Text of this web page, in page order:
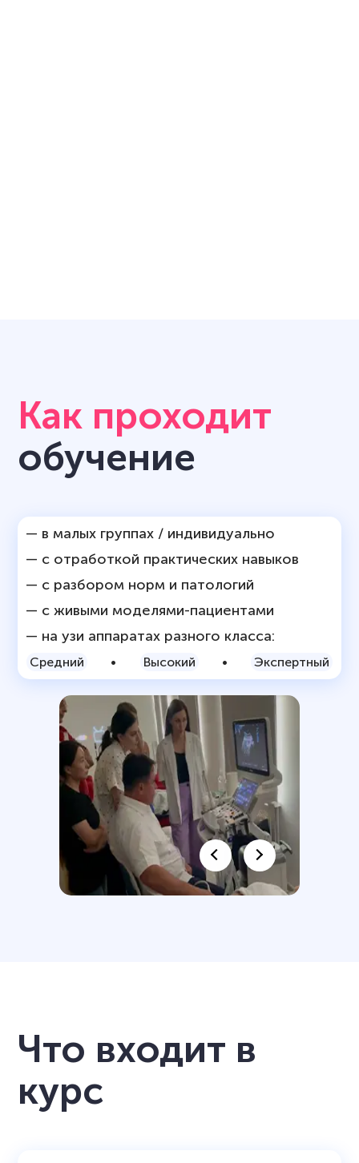
Как проходит
обучение
— в малых группах / индивидуально
— с отработкой практических навыков
— с разбором норм и патологий
— с живыми моделями-пациентами
— на узи аппаратах разного класса:
Средний • Высокий • Экспертный
Что входит в
курс